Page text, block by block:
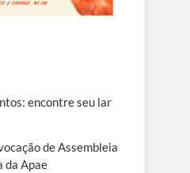
encontre seu lar
de Assembleia
da Apae